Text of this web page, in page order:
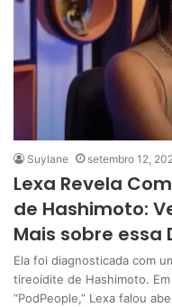
Suylane setembro 12,
Lexa Revela
de Hashimoto:
Mais sobre essa
Ela foi diagnosticada com
tireoidite de Hashimoto.
“PodPeople,” Lexa falou